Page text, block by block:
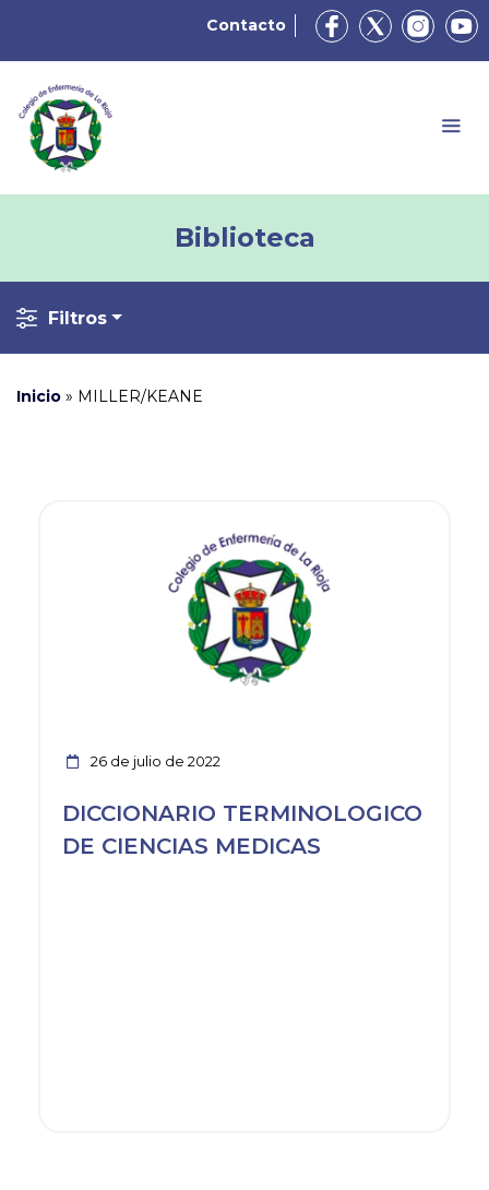
Contacto
Biblioteca
Filtros
Inicio » MILLER/KEANE
26 de julio de 2022
DICCIONARIO TERMINOLOGICO
DE CIENCIAS MEDICAS